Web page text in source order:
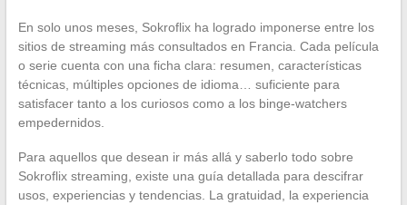
En solo unos meses, Sokroflix ha logrado imponerse entre los
sitios de streaming más consultados en Francia. Cada película
o serie cuenta con una ficha clara: resumen, características
técnicas, múltiples opciones de idioma… suficiente para
satisfacer tanto a los curiosos como a los binge-watchers
empedernidos.
Para aquellos que desean ir más allá y saberlo todo sobre
Sokroflix streaming, existe una guía detallada para descifrar
usos, experiencias y tendencias. La gratuidad, la experiencia